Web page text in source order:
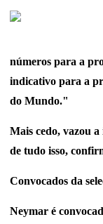
números para a
indicativo para a
do Mundo."
Mais cedo, vazou
de tudo isso,
Convocados da
Neymar é